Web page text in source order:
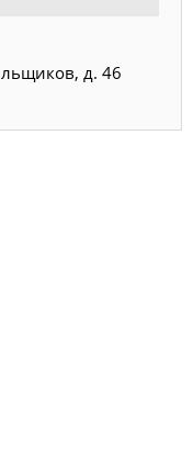
д. 46